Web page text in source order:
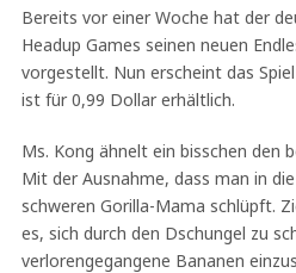
Bereits vor einer Woche hat der
Headup Games seinen neuen
vorgestellt. Nun erscheint das
ist für 0,99 Dollar erhältlich.
Ms. Kong ähnelt ein bisschen den
Mit der Ausnahme, dass man in
schweren Gorilla-Mama schlüpft.
es, sich durch den Dschungel zu
verlorengegangene Bananen